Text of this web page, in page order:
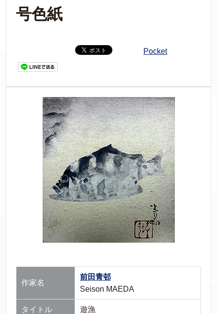
号色紙
Pocket
作家名
前田青邨
Seison MAEDA
タイトル 遊漁